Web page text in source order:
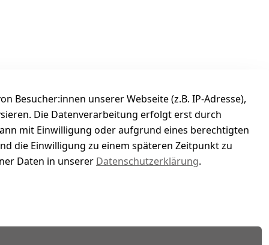
Besucher:innen unserer Webseite (z.B. IP-Adresse),
Die Datenverarbeitung erfolgt erst durch
mit Einwilligung oder aufgrund eines berechtigten
die Einwilligung zu einem späteren Zeitpunkt zu
Daten in unserer Datenschutzerklärung.